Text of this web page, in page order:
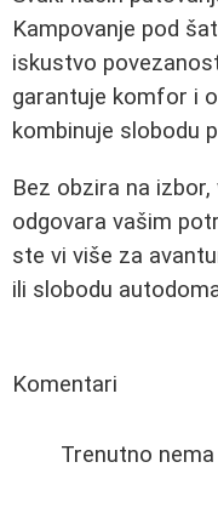
Kampovanje pod
iskustvo
garantuje komfor i
kombinuje slobodu
Bez obzira na
odgovara vašim
ste vi više za
ili slobodu
Komentari
Trenutno